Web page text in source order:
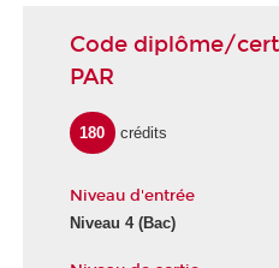
Code diplôme/
PAR
180 crédits
Niveau d'entrée
Niveau 4(Bac)